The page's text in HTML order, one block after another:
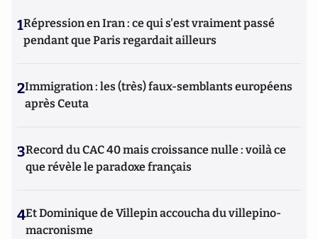
1Répression en Iran : ce qui s'est vraiment passé
pendant que Paris regardait ailleurs
2Immigration : les (très) faux-semblants européens
après Ceuta
3Record du CAC 40 mais croissance nulle : voilà ce
que révèle le paradoxe français
4Et Dominique de Villepin accoucha du villepino-
macronisme